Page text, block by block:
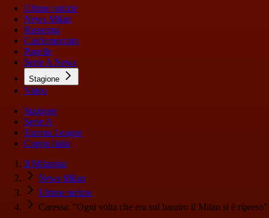
Ultime notizie
News Milan
Rassegna
Calciomercato
Pagelle
Serie A News
Stagione
Video
Stagione
Serie A
Europa League
Coppa Italia
Il Milanista
News Milan
Ultime notizie
Caressa: "Ogni volta che era sul baratro il Milan si è ripreso"